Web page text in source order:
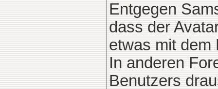
Entgegen
dass der
etwas mit dem
In anderen
Benutzers